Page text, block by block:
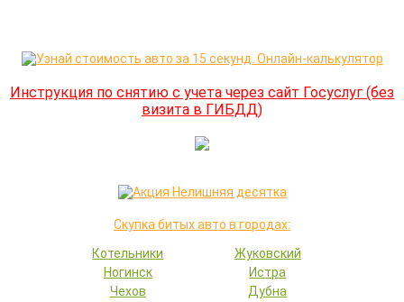
Инструкция по снятию с учета через сайт Госуслуг (без
визита в ГИБДД)
Скупка битых авто в городах:
Котельники
Жуковский
Ногинск
Истра
Чехов
Дубна